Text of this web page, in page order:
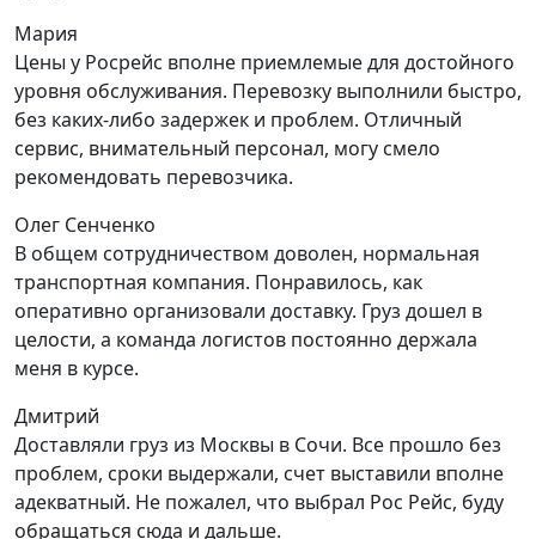
Мария
Цены у Росрейс вполне приемлемые для достойного
уровня обслуживания. Перевозку выполнили быстро,
без каких-либо задержек и проблем. Отличный
сервис, внимательный персонал, могу смело
рекомендовать перевозчика.
Олег Сенченко
В общем сотрудничеством доволен, нормальная
транспортная компания. Понравилось, как
оперативно организовали доставку. Груз дошел в
целости, а команда логистов постоянно держала
меня в курсе.
Дмитрий
Доставляли груз из Москвы в Сочи. Все прошло без
проблем, сроки выдержали, счет выставили вполне
адекватный. Не пожалел, что выбрал Рос Рейс, буду
обращаться сюда и дальше.